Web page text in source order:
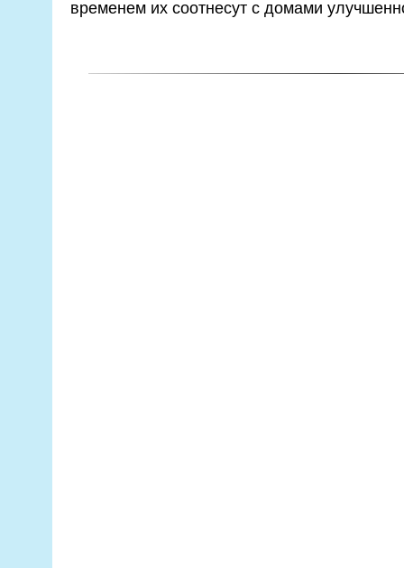
временем их соотнесут с домами